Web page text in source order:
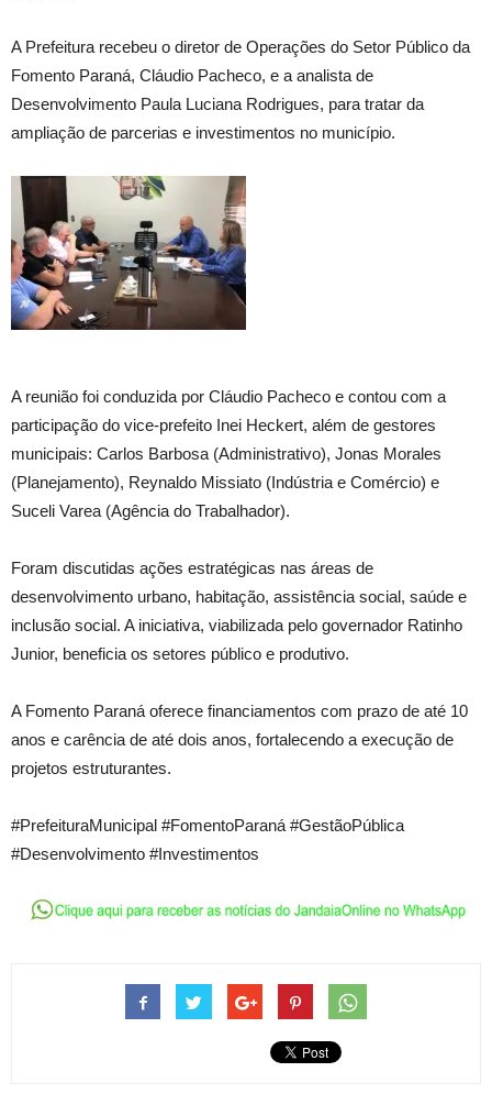
A Prefeitura recebeu o diretor de Operações do Setor Público da
Fomento Paraná, Cláudio Pacheco, e a analista de
Desenvolvimento Paula Luciana Rodrigues, para tratar da
ampliação de parcerias e investimentos no município.
A reunião foi conduzida por Cláudio Pacheco e contou com a
participação do vice-prefeito Inei Heckert, além de gestores
municipais: Carlos Barbosa (Administrativo), Jonas Morales
(Planejamento), Reynaldo Missiato (Indústria e Comércio) e
Suceli Varea (Agência do Trabalhador).
Foram discutidas ações estratégicas nas áreas de
desenvolvimento urbano, habitação, assistência social, saúde e
inclusão social. A iniciativa, viabilizada pelo governador Ratinho
Junior, beneficia os setores público e produtivo.
A Fomento Paraná oferece financiamentos com prazo de até 10
anos e carência de até dois anos, fortalecendo a execução de
projetos estruturantes.
#PrefeituraMunicipal #FomentoParaná #GestãoPública
#Desenvolvimento #Investimentos